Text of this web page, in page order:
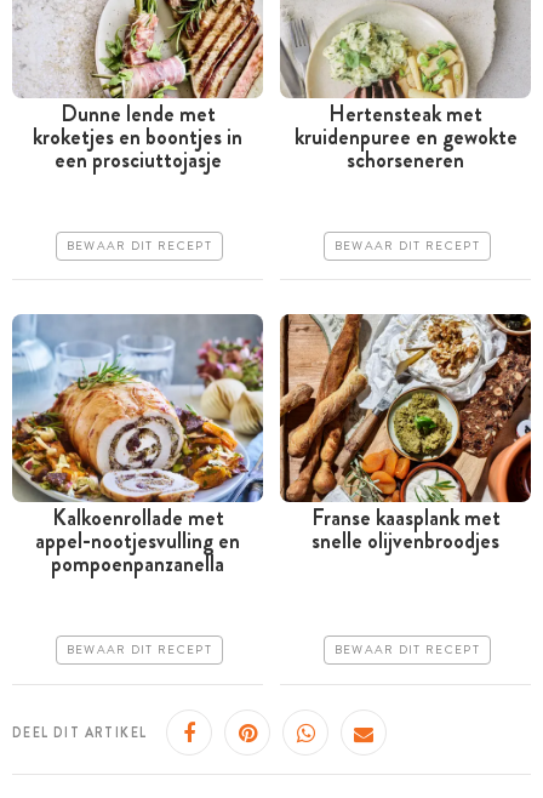
Minder dan 30 minuten
Erg makkelijk
Dunne lende met
kroketjes en boontjes in
een prosciuttojasje
BEWAAR DIT RECEPT
Tussen 30 minuten en 1
Hertensteak met
kruidenpuree en gewokte
schorseneren
BEWAAR DIT RECEPT
Meer dan 1 uur
Erg makkelijk
Kalkoenrollade met
appel-nootjesvulling en
pompoenpanzanella
BEWAAR DIT RECEPT
Tussen 30 minuten en 1
Franse kaasplank met
snelle olijvenbroodjes
BEWAAR DIT RECEPT
DEEL DIT ARTIKEL